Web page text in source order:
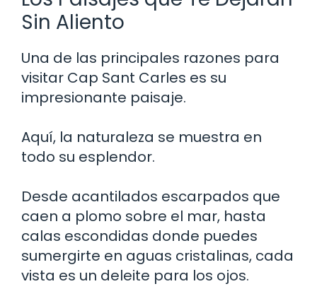
Sin Aliento
Una de las principales razones para
visitar Cap Sant Carles es su
impresionante paisaje.
Aquí, la naturaleza se muestra en
todo su esplendor.
Desde acantilados escarpados que
caen a plomo sobre el mar, hasta
calas escondidas donde puedes
sumergirte en aguas cristalinas, cada
vista es un deleite para los ojos.